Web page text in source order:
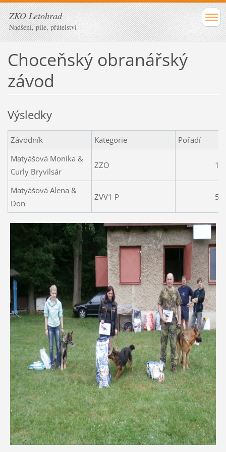
ZKO Letohrad
Nadšení, píle, přátelství
Choceňský obranářský
závod
Výsledky
Závodník Kategorie
Pořadí
Matyášová Monika &
Curly Bryvilsár
ZZO 1
Matyášová Alena &
Don
ZVV1 P 5